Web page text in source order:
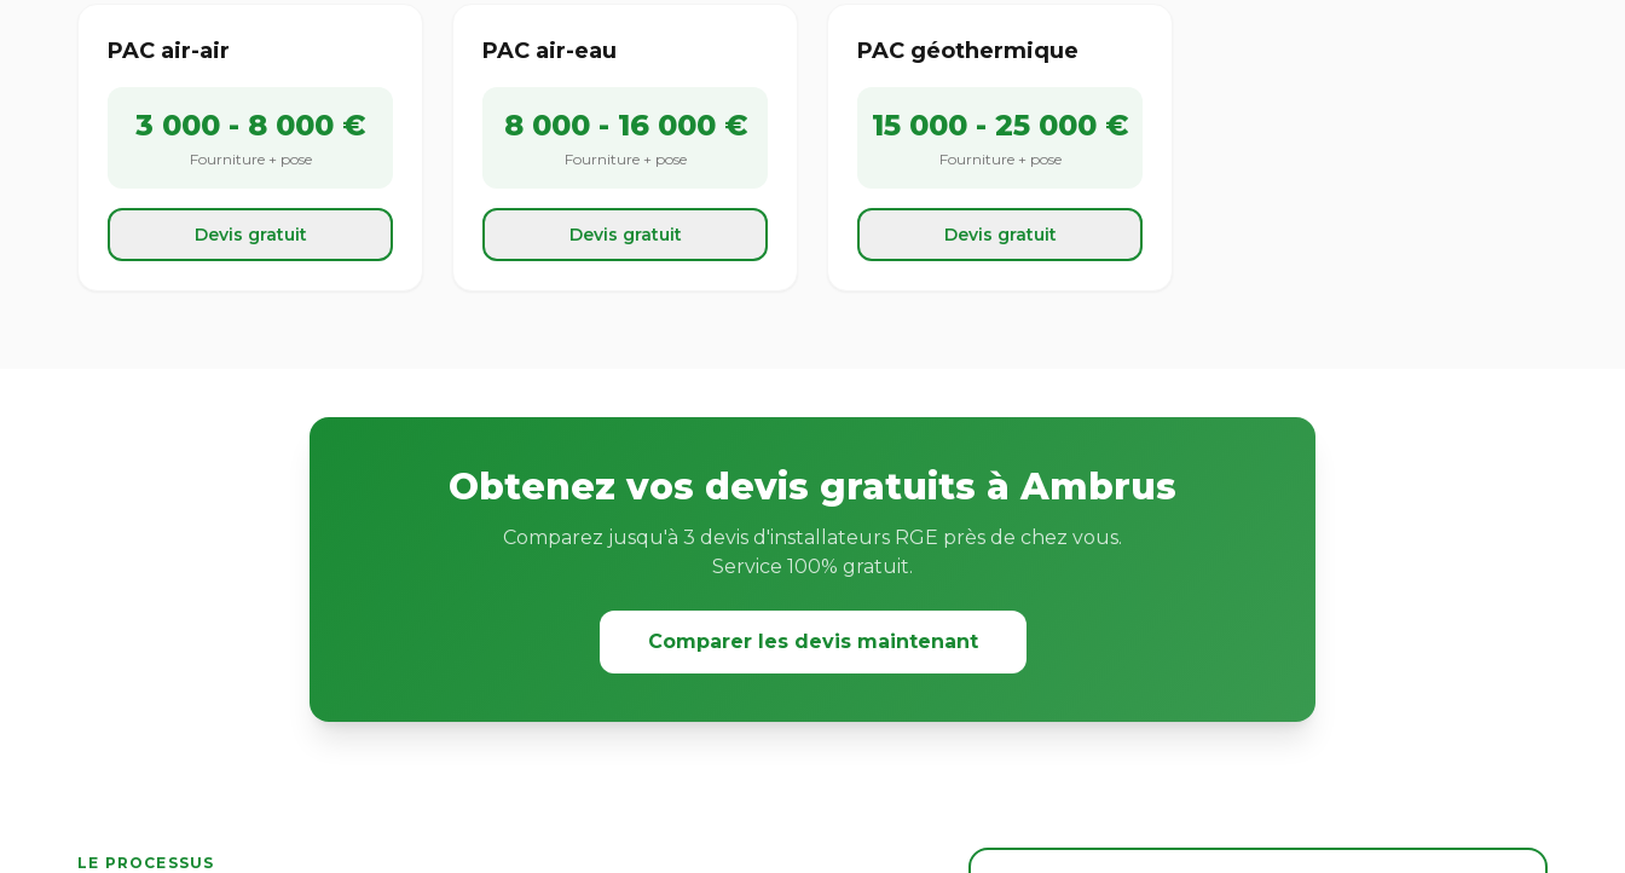
PAC air-air
3 000 - 8 000 €
Fourniture + pose
Devis gratuit
PAC air-eau
8 000 - 16 000 €
Fourniture + pose
Devis gratuit
PAC géothermique
15 000 - 25 000 €
Fourniture + pose
Devis gratuit
Obtenez vos devis gratuits à Ambrus
Comparez jusqu'à 3 devis d'installateurs RGE près de chez vous.
Service 100% gratuit.
Comparer les devis maintenant
LE PROCESSUS